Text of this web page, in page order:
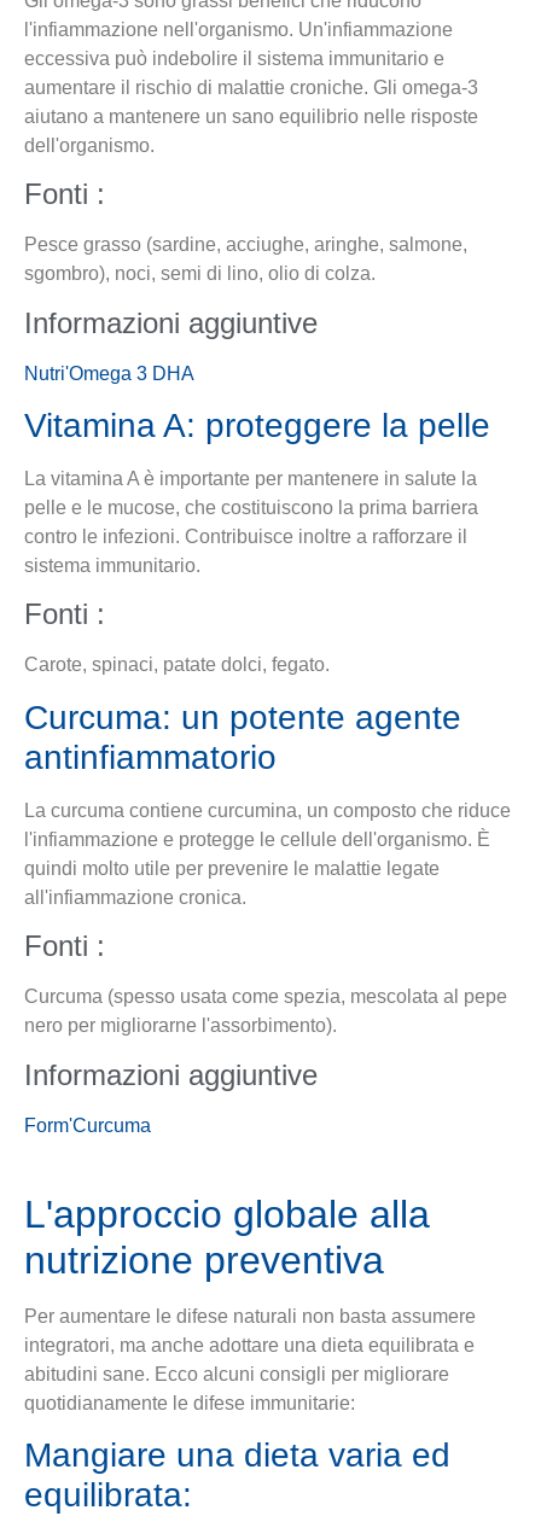
l'infiammazione nell'organismo. Un'infiammazione
eccessiva può indebolire il sistema immunitario e
aumentare il rischio di malattie croniche. Gli omega-3
aiutano a mantenere un sano equilibrio nelle risposte
dell'organismo.
Fonti :
Pesce grasso (sardine, acciughe, aringhe, salmone,
sgombro), noci, semi di lino, olio di colza.
Informazioni aggiuntive
Nutri'Omega 3 DHA
Vitamina A: proteggere la pelle
La vitamina A è importante per mantenere in salute la
pelle e le mucose, che costituiscono la prima barriera
contro le infezioni. Contribuisce inoltre a rafforzare il
sistema immunitario.
Fonti :
Carote, spinaci, patate dolci, fegato.
Curcuma: un potente agente
antinfiammatorio
La curcuma contiene curcumina, un composto che riduce
l'infiammazione e protegge le cellule dell'organismo. È
quindi molto utile per prevenire le malattie legate
all'infiammazione cronica.
Fonti :
Curcuma (spesso usata come spezia, mescolata al pepe
nero per migliorarne l'assorbimento).
Informazioni aggiuntive
Form'Curcuma
L'approccio globale alla
nutrizione preventiva
Per aumentare le difese naturali non basta assumere
integratori, ma anche adottare una dieta equilibrata e
abitudini sane. Ecco alcuni consigli per migliorare
quotidianamente le difese immunitarie:
Mangiare una dieta varia ed
equilibrata: